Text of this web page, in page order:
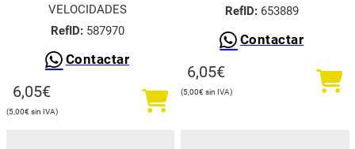
VELOCIDADES
RefID:587970
Contactar
6,05€
5,00€
RefID:653889
Contactar
6,05€
5,00€